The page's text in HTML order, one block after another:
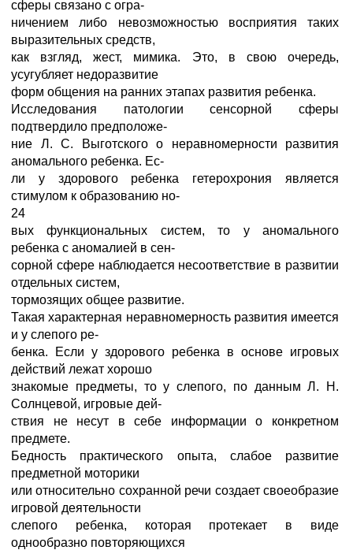
сферы связано с огра-
ничением либо невозможностью восприятия таких
выразительных средств,
как взгляд, жест, мимика. Это, в свою очередь,
усугубляет недоразвитие
форм общения на ранних этапах развития ребенка.
Исследования патологии сенсорной сферы
подтвердило предположе-
ние Л. С. Выготского о неравномерности развития
аномального ребенка. Ес-
ли у здорового ребенка гетерохрония является
стимулом к образованию но-
24
вых функциональных систем, то у аномального
ребенка с аномалией в сен-
сорной сфере наблюдается несоответствие в развитии
отдельных систем,
тормозящих общее развитие.
Такая характерная неравномерность развития имеется
и у слепого ре-
бенка. Если у здорового ребенка в основе игровых
действий лежат хорошо
знакомые предметы, то у слепого, по данным Л. Н.
Солнцевой, игровые дей-
ствия не несут в себе информации о конкретном
предмете.
Бедность практического опыта, слабое развитие
предметной моторики
или относительно сохранной речи создает своеобразие
игровой деятельности
слепого ребенка, которая протекает в виде
однообразно повторяющихся